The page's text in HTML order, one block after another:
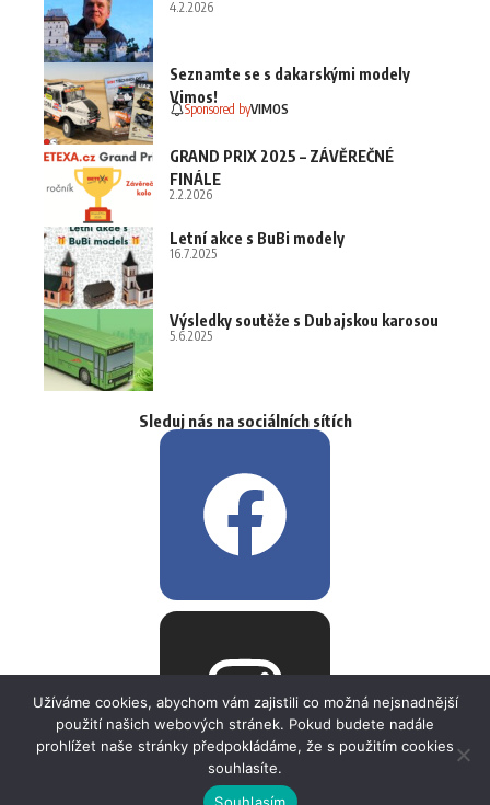
4.2.2026
Seznamte se s dakarskými modely
Vimos!
Sponsored byVIMOS
GRAND PRIX 2025 – ZÁVĚREČNÉ
FINÁLE
2.2.2026
Letní akce s BuBi modely
16.7.2025
Výsledky soutěže s Dubajskou karosou
5.6.2025
Sleduj nás na sociálních sítích
Užíváme cookies, abychom vám zajistili co možná nejsnadnější
použití našich webových stránek. Pokud budete nadále
prohlížet naše stránky předpokládáme, že s použitím cookies
souhlasíte.
Souhlasím